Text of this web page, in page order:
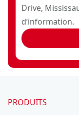
Drive,
d’information.
PRODUITS